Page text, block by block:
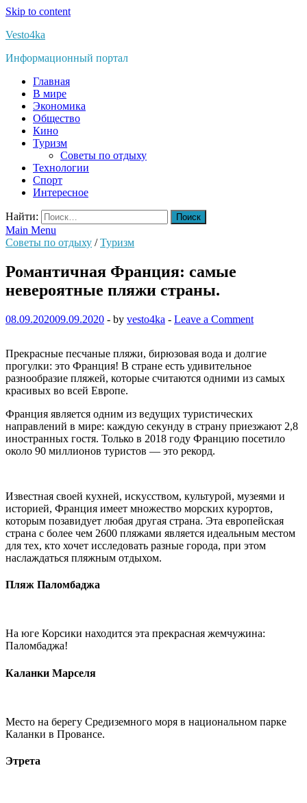
Skip to content
Vesto4ka
Информационный портал
Главная
В мире
Экономика
Общество
Кино
Туризм
Советы по отдыху
Технологии
Спорт
Интересное
Найти:
Main Menu
Советы по отдыху /Туризм
Романтичная Франция: самые
невероятные пляжи страны.
08.09.202009.09.2020 - by vesto4ka - Leave a Comment
Прекрасные песчаные пляжи, бирюзовая вода и долгие
прогулки: это Франция! В стране есть удивительное
разнообразие пляжей, которые считаются одними из самых
красивых во всей Европе.
Франция является одним из ведущих туристических
направлений в мире: каждую секунду в страну приезжают 2,8
иностранных гостя. Только в 2018 году Францию ​​посетило
около 90 миллионов туристов — это рекорд.
Известная своей кухней, искусством, культурой, музеями и
историей, Франция имеет множество морских курортов,
которым позавидует любая другая страна. Эта европейская
страна с более чем 2600 пляжами является идеальным местом
для тех, кто хочет исследовать разные города, при этом
наслаждаться пляжным отдыхом.
Пляж Паломбаджа
На юге Корсики находится эта прекрасная жемчужина:
Паломбаджа!
Каланки Марселя
Место на берегу Средиземного моря в национальном парке
Каланки в Провансе.
Этрета